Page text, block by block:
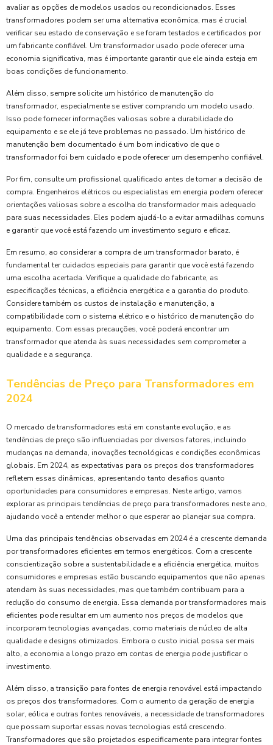
avaliar as opções de modelos usados ou recondicionados. Esses
transformadores podem ser uma alternativa econômica, mas é crucial
verificar seu estado de conservação e se foram testados e certificados por
um fabricante confiável. Um transformador usado pode oferecer uma
economia significativa, mas é importante garantir que ele ainda esteja em
boas condições de funcionamento.
Além disso, sempre solicite um histórico de manutenção do
transformador, especialmente se estiver comprando um modelo usado.
Isso pode fornecer informações valiosas sobre a durabilidade do
equipamento e se ele já teve problemas no passado. Um histórico de
manutenção bem documentado é um bom indicativo de que o
transformador foi bem cuidado e pode oferecer um desempenho confiável.
Por fim, consulte um profissional qualificado antes de tomar a decisão de
compra. Engenheiros elétricos ou especialistas em energia podem oferecer
orientações valiosas sobre a escolha do transformador mais adequado
para suas necessidades. Eles podem ajudá-lo a evitar armadilhas comuns
e garantir que você está fazendo um investimento seguro e eficaz.
Em resumo, ao considerar a compra de um transformador barato, é
fundamental ter cuidados especiais para garantir que você está fazendo
uma escolha acertada. Verifique a qualidade do fabricante, as
especificações técnicas, a eficiência energética e a garantia do produto.
Considere também os custos de instalação e manutenção, a
compatibilidade com o sistema elétrico e o histórico de manutenção do
equipamento. Com essas precauções, você poderá encontrar um
transformador que atenda às suas necessidades sem comprometer a
qualidade e a segurança.
Tendências de Preço para Transformadores em
2024
O mercado de transformadores está em constante evolução, e as
tendências de preço são influenciadas por diversos fatores, incluindo
mudanças na demanda, inovações tecnológicas e condições econômicas
globais. Em 2024, as expectativas para os preços dos transformadores
refletem essas dinâmicas, apresentando tanto desafios quanto
oportunidades para consumidores e empresas. Neste artigo, vamos
explorar as principais tendências de preço para transformadores neste ano,
ajudando você a entender melhor o que esperar ao planejar sua compra.
Uma das principais tendências observadas em 2024 é a crescente demanda
por transformadores eficientes em termos energéticos. Com a crescente
conscientização sobre a sustentabilidade e a eficiência energética, muitos
consumidores e empresas estão buscando equipamentos que não apenas
atendam às suas necessidades, mas que também contribuam para a
redução do consumo de energia. Essa demanda por transformadores mais
eficientes pode resultar em um aumento nos preços de modelos que
incorporam tecnologias avançadas, como materiais de núcleo de alta
qualidade e designs otimizados. Embora o custo inicial possa ser mais
alto, a economia a longo prazo em contas de energia pode justificar o
investimento.
Além disso, a transição para fontes de energia renovável está impactando
os preços dos transformadores. Com o aumento da geração de energia
solar, eólica e outras fontes renováveis, a necessidade de transformadores
que possam suportar essas novas tecnologias está crescendo.
Transformadores que são projetados especificamente para integrar fontes